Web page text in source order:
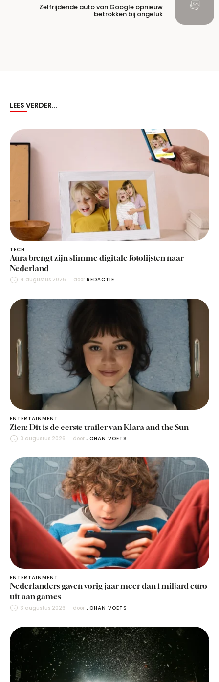
Zelfrijdende auto van Google opnieuw
betrokken bij ongeluk
LEES VERDER...
TECH
Aura brengt zijn slimme digitale fotolijsten naar
Nederland
4 augustus 2026 door REDACTIE
ENTERTAINMENT
Zien: Dit is de eerste trailer van Klara and the Sun
3 augustus 2026 door JOHAN VOETS
ENTERTAINMENT
Nederlanders gaven vorig jaar meer dan 1 miljard euro
uit aan games
3 augustus 2026 door JOHAN VOETS